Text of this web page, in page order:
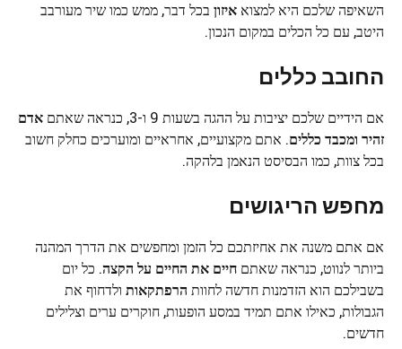
השאיפה שלכם היא למצוא איזון בכל דבר, ממש כמו שיר מעורבב
היטב, עם כל הכלים במקום הנכון.
החובב כללים
אם הידיים שלכם יציבות על ההגה בשעות 9 ו-3, כנראה שאתם
אדם
זהיר ומכבד כללים. אתם מקצועיים, אחראיים ומוערכים כחלק חשוב
בכל צוות, כמו הבסיסט הנאמן בלהקה.
מחפש הריגושים
אם אתם משנה את אחיזתכם כל הזמן ומחפשים את הדרך המהנה
ביותר לנווט, כנראה שאתם חיים את החיים על הקצה. כל יום
בשבילכם הוא הזדמנות חדשה לחוות הרפתקאות ולדחוף את
הגבולות, כאילו אתם תמיד במסע הופעות, חוקרים ערים וצלילים
חדשים.